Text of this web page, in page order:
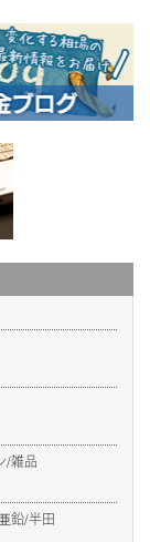
/雑品
鉛/半田